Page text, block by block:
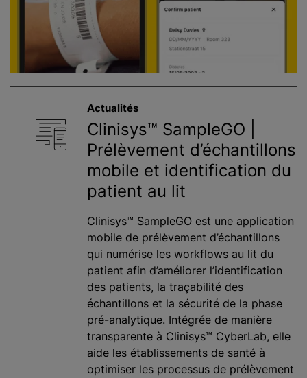
Actualités
Clinisys™ SampleGO |
Prélèvement d’échantillons
mobile et identification du
patient au lit
Clinisys™ SampleGO est une application
mobile de prélèvement d’échantillons
qui numérise les workflows au lit du
patient afin d’améliorer l’identification
des patients, la traçabilité des
échantillons et la sécurité de la phase
pré-analytique. Intégrée de manière
transparente à Clinisys™ CyberLab, elle
aide les établissements de santé à
optimiser les processus de prélèvement